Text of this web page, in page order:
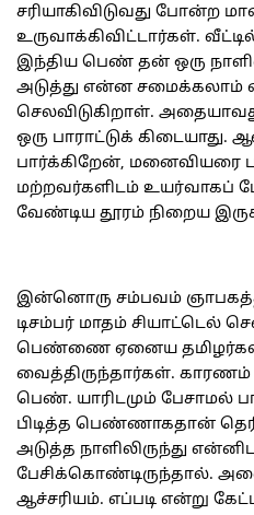
சரியாகிவிடுவது போன்ற
உருவாக்கிவிட்டார்கள்.
இந்திய பெண் தன் ஒரு
அடுத்து என்ன சமைக்கலாம்
செலவிடுகிறாள்.
ஒரு பாராட்டுக்
பார்க்கிறேன், மனைவியரை
மற்றவர்களிடம் உயர்வாகப்
வேண்டிய தூரம் நிறைய
இன்னொரு சம்பவம்
டிசம்பர் மாதம் சியாட்டெல்
பெண்ணை ஏனைய தமிழர்கள்
வைத்திருந்தார்கள்.
பெண். யாரிடமும் பேசாமல்
பிடித்த பெண்ணாகதான்
அடுத்த நாளிலிருந்து
பேசிக்கொண்டிருந்தால்.
ஆச்சரியம். எப்படி என்று